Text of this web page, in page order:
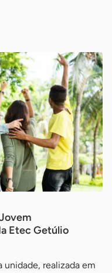
Etec Getúlio
unidade, realizada em